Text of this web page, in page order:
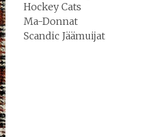
Hockey Cats
Ma-Donnat
Scandic Jäämuijat